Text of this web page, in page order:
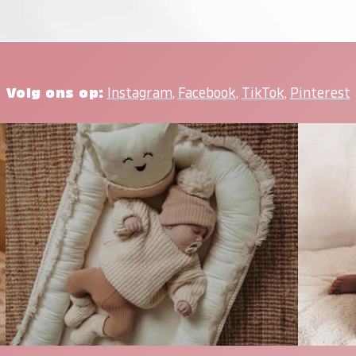
Volg ons op: Instagram, Facebook, TikTok, Pinterest